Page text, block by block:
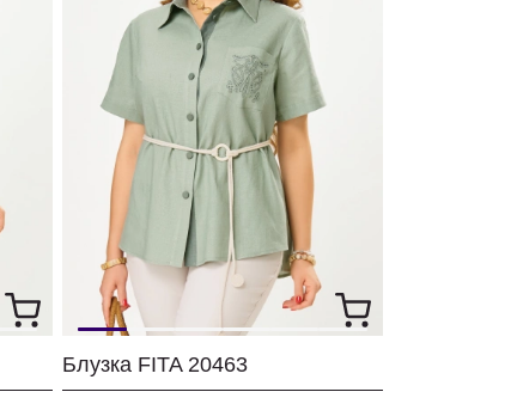
Блузка FITA 20463